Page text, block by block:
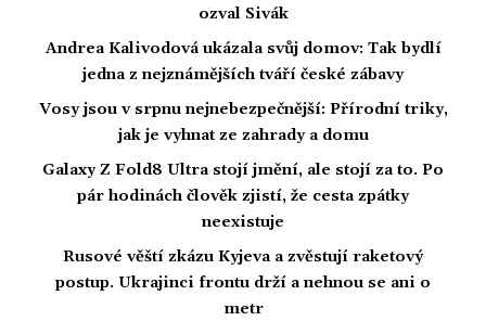
ozval Sivák
Andrea Kalivodová ukázala svůj domov: Tak bydlí
jedna z nejznámějších tváří české zábavy
Vosy jsou v srpnu nejnebezpečnější: Přírodní triky,
jak je vyhnat ze zahrady a domu
Galaxy Z Fold8 Ultra stojí jmění, ale stojí za to. Po
pár hodinách člověk zjistí, že cesta zpátky
neexistuje
Rusové věští zkázu Kyjeva a zvěstují raketový
postup. Ukrajinci frontu drží a nehnou se ani o
metr